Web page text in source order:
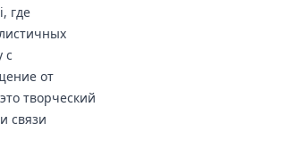
где
с
от
творческий
связи